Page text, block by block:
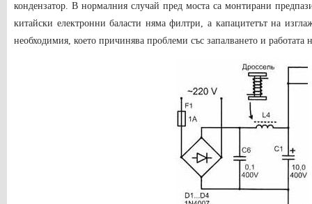
кондензатор. В нормалния случай пред моста са монтирани
китайски електронни баласти няма филтри, а капацитетът на
необходимия, което причинява проблеми със запалването и работата